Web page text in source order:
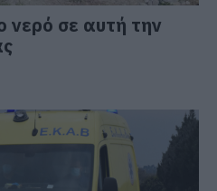
σε αυτή την